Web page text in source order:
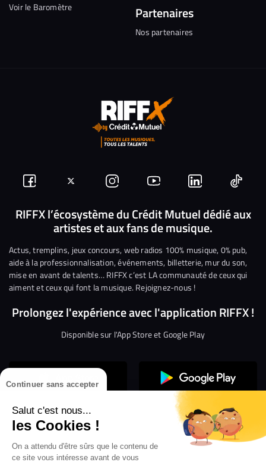
Continuer sans accepter
Salut c'est nous...
les Cookies !
On a attendu d'être sûrs que le contenu de
ce site vous intéresse avant de vous
Voir le Baromètre Partenaires
Nos partenaires
Suivez-
nous
Facebook
Suivez-
nous
sur
Twitter
Nous
rejoindre
sur
Instagram
Nous
rejoindre
sur
YouTube
Nous
rejoindre
sur
Linkedin
Nous
RIFFX l’écosystème du Crédit Mutuel dédié aux
artistes et aux fans de musique.
Actus, tremplins, jeux concours, web radios 100% musique, 0% pub,
aide à la professionnalisation, événements, billetterie, mur du son,
mise en avant de talents… RIFFX c’est LA communauté de ceux qui
aiment et ceux qui font la musique. Rejoignez-nous !
Prolongez l'expérience avec l'application RIFFX !
Disponible sur l'App Store et Google Play
Confidentialité
Gestion des cookies